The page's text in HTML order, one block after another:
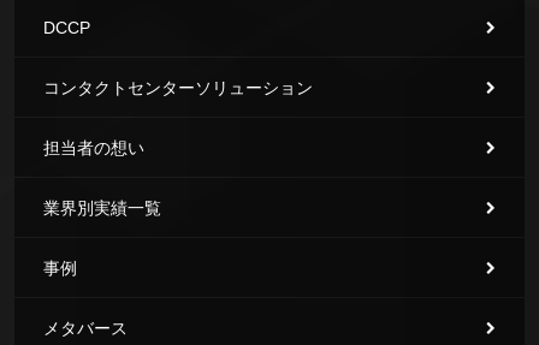
DCCP
コンタクトセンターソリューション
担当者の想い
業界別実績一覧
事例
メタバース